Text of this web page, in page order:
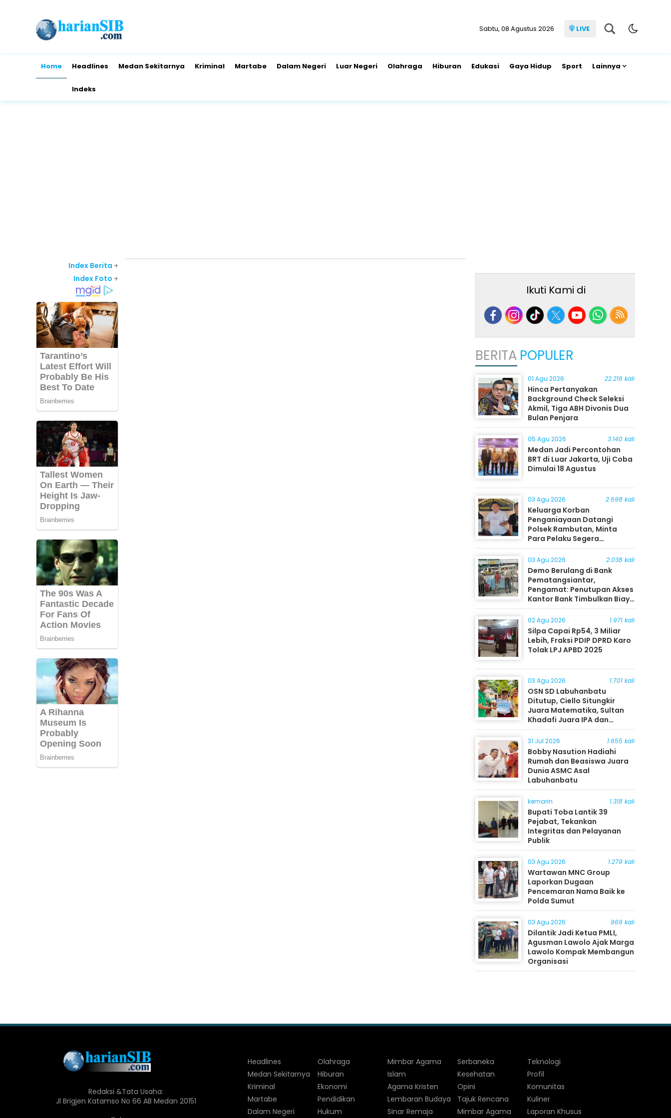
Sabtu, 08 Agustus 2026 LIVE
Home Headlines Medan Sekitarnya Kriminal Martabe Dalam Negeri Luar Negeri Olahraga Hiburan Edukasi Gaya Hidup Sport Lainnya
Indeks
Index Berita +
Index Foto +
Ikuti Kami di
BERITA POPULER
01 Agu 2026 22.216 kali
Hinca Pertanyakan
Background Check Seleksi
Akmil, Tiga ABH Divonis Dua
Bulan Penjara
05 Agu 2026 3.140 kali
Medan Jadi Percontohan
BRT di Luar Jakarta, Uji Coba
Dimulai 18 Agustus
03 Agu 2026 2.698 kali
Keluarga Korban
Penganiayaan Datangi
Polsek Rambutan, Minta
Para Pelaku Segera
Ditangkap
03 Agu 2026 2.038 kali
Demo Berulang di Bank
Pematangsiantar,
Pengamat: Penutupan Akses
Kantor Bank Timbulkan Biaya
Ekonomi bagi Masyarakat
02 Agu 2026 1.971 kali
Silpa Capai Rp54, 3 Miliar
Lebih, Fraksi PDIP DPRD Karo
Tolak LPJ APBD 2025
03 Agu 2026 1.701 kali
OSN SD Labuhanbatu
Ditutup, Ciello Situngkir
Juara Matematika, Sultan
Khadafi Juara IPA dan
Timothy Rangkuti Juara IPS
31 Jul 2026 1.655 kali
Bobby Nasution Hadiahi
Rumah dan Beasiswa Juara
Dunia ASMC Asal
Labuhanbatu
kemarin 1.318 kali
Bupati Toba Lantik 39
Pejabat, Tekankan
Integritas dan Pelayanan
Publik
03 Agu 2026 1.279 kali
Wartawan MNC Group
Laporkan Dugaan
Pencemaran Nama Baik ke
Polda Sumut
03 Agu 2026 969 kali
Dilantik Jadi Ketua PMLI,
Agusman Lawolo Ajak Marga
Lawolo Kompak Membangun
Organisasi
Redaksi &Tata Usaha:
Jl Brigjen Katamso No 66 AB Medan 20151
Headlines
Medan Sekitarnya
Kriminal
Martabe
Dalam Negeri
Olahraga
Hiburan
Ekonomi
Pendidikan
Hukum
Mimbar Agama
Islam
Agama Kristen
Lembaran Budaya
Sinar Remaja
Serbaneka
Kesehatan
Opini
Tajuk Rencana
Mimbar Agama
Teknologi
Profil
Komunitas
Kuliner
Laporan Khusus